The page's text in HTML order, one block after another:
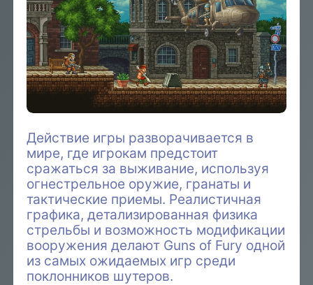
Действие игры разворачивается в
мире, где игрокам предстоит
сражаться за выживание, используя
огнестрельное оружие, гранаты и
тактические приемы. Реалистичная
графика, детализированная физика
стрельбы и возможность модификации
вооружения делают Guns of Fury одной
из самых ожидаемых игр среди
поклонников шутеров.